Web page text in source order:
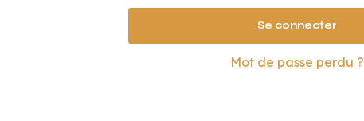
Se connecter
Mot de passe perdu ?